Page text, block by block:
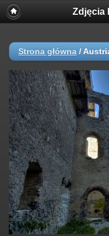
Zdjęcia
Strona główna /